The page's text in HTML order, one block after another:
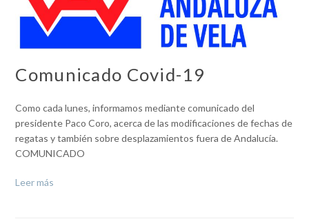
Comunicado Covid-19
Como cada lunes, informamos mediante comunicado del
presidente Paco Coro, acerca de las modificaciones de fechas de
regatas y también sobre desplazamientos fuera de Andalucía.
COMUNICADO
Leer más